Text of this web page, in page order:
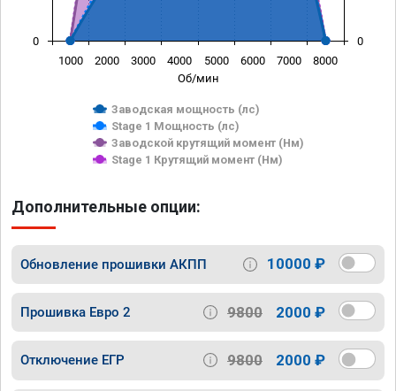
Об/мин
Заводская мощность (лс)
Stage 1 Мощность (лс)
Заводской крутящий момент (Нм)
Stage 1 Крутящий момент (Нм)
1000 2000 3000 4000 5000 6000 7000 8000
0 0
Дополнительные опции:
Обновление прошивки АКПП 10000 ₽
Прошивка Евро 2 9800 2000 ₽
Отключение ЕГР 9800 2000 ₽